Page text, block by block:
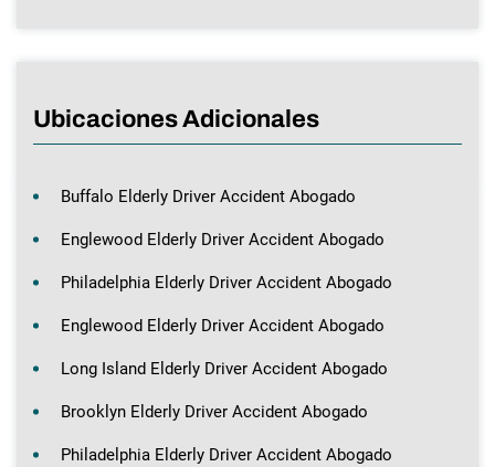
Ubicaciones Adicionales
Buffalo Elderly Driver Accident Abogado
Englewood Elderly Driver Accident Abogado
Philadelphia Elderly Driver Accident Abogado
Englewood Elderly Driver Accident Abogado
Long Island Elderly Driver Accident Abogado
Brooklyn Elderly Driver Accident Abogado
Philadelphia Elderly Driver Accident Abogado